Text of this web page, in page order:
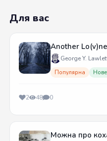
Для вас
Another
George Y.
Популярна
2 48 0
Можна про